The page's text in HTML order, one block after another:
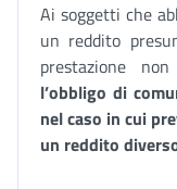
Ai soggetti che
un reddito
prestazione
l’obbligo di
nel caso in cui
un reddito